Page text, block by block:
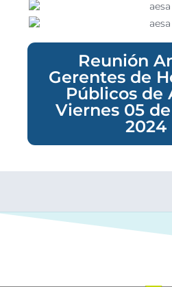
Reunión
Gerentes de
Públicos de
Viernes 05
2024
Ponte en